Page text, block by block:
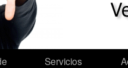
Servicios